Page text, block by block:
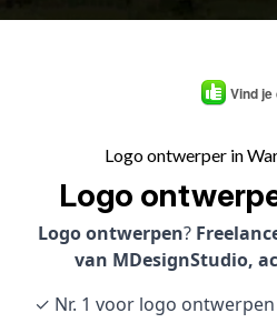
Vind
Logo ontwerper in
Logo
Logo ontwerpen?
van MDesignStudio,
✓ Nr. 1 voor logo